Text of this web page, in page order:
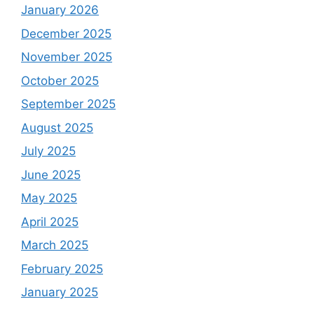
January 2026
December 2025
November 2025
October 2025
September 2025
August 2025
July 2025
June 2025
May 2025
April 2025
March 2025
February 2025
January 2025